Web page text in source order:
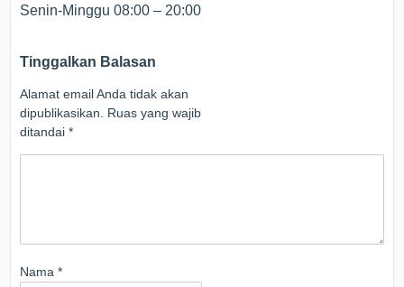
Senin-Minggu 08:00 – 20:00
Tinggalkan Balasan
Alamat email Anda tidak akan
dipublikasikan.
Ruas yang wajib
ditandai*
Nama*